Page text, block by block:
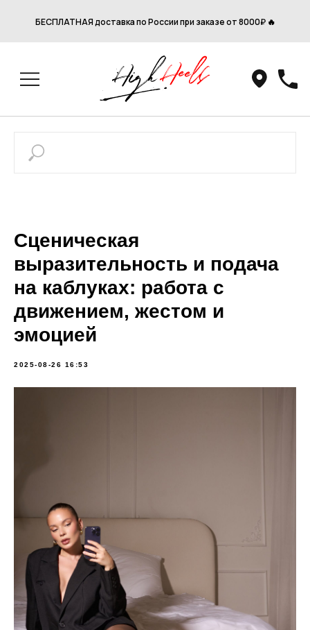
БЕСПЛАТНАЯ доставка по России при заказе от 8000₽ 🔥
Сценическая
выразительность и подача
на каблуках: работа с
движением, жестом и
эмоцией
2025-08-26 16:53